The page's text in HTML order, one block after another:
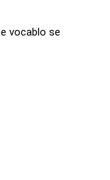
vocablo se